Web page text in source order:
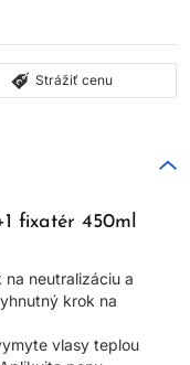
Strážiť cenu
fixatér 450ml
na neutralizáciu a
krok na
vlasy teplou